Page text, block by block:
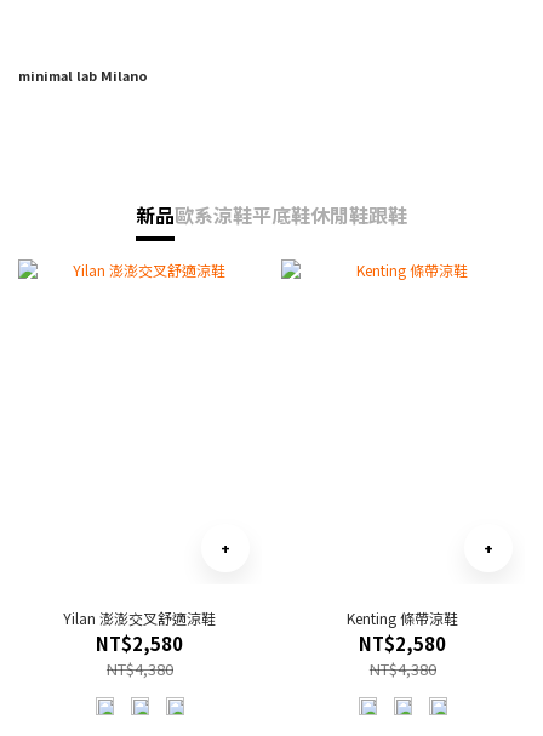
minimal lab Milano
新品歐系涼鞋平底鞋休閒鞋跟鞋
Yilan 澎澎交叉舒適涼鞋
NT$2,580
NT$4,380
Kenting 條帶涼鞋
NT$2,580
NT$4,380